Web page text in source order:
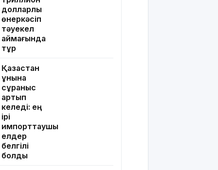
долларлық
өнеркәсіп
тәуекел
аймағында
тұр
Қазақстан
ұнына
сұраныс
артып
келеді: ең
ірі
импорттаушы
елдер
белгілі
болды